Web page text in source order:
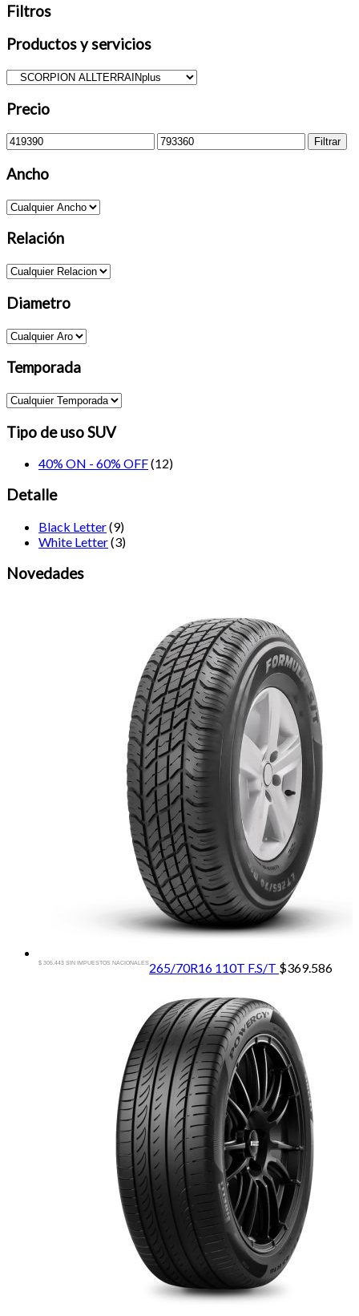
Filtros
Productos y servicios
Precio
Precio
mínimo
Precio
máximo
Filtrar
Ancho
Relación
Diametro
Temporada
Tipo de uso SUV
40% ON - 60% OFF(12)
Detalle
Black Letter(9)
White Letter(3)
Novedades
265/70R16 110T F.S/T $369.586
$ 305.443 SIN IMPUESTOS NACIONALES